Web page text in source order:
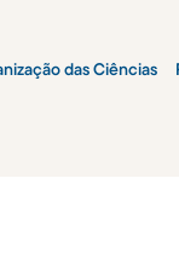
das Ciências